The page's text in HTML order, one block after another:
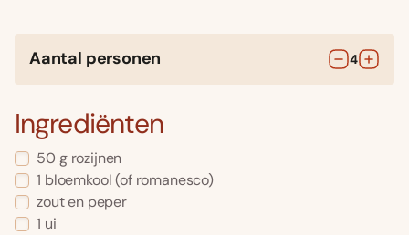
Aantal personen 4
Ingrediënten
50 g rozijnen
1 bloemkool(of romanesco)
zout en peper
1 ui